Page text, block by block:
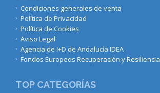
Condiciones generales de venta
Política de Privacidad
Política de Cookies
Aviso Legal
Agencia de I+D de Andalucía IDEA
Fondos Europeos Recuperación y Resiliencia
TOP CATEGORÍAS